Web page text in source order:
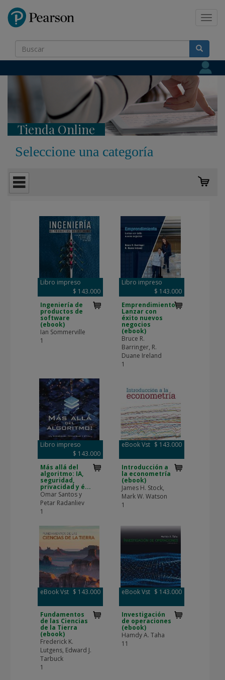
Tienda Online
Seleccione una categoría
Libro impreso
$ 143.000
Ingeniería de
productos de
software
(ebook)
Ian Sommerville
1
Libro impreso
$ 143.000
Emprendimiento.
Lanzar con
éxito nuevos
negocios
(ebook)
Bruce R.
Barringer, R.
Duane Ireland
1
Libro impreso
$ 143.000
Más allá del
algoritmo: IA,
seguridad,
privacidad y é...
Omar Santos y
Petar Radanliev
1
eBook Vst $ 143.000
Introducción a
la econometría
(ebook)
James H. Stock,
Mark W. Watson
1
eBook Vst $ 143.000
Fundamentos
de las Ciencias
de la Tierra
(ebook)
Frederick K.
Lutgens, Edward J.
Tarbuck
1
eBook Vst $ 143.000
Investigación
de operaciones
(ebook)
Hamdy A. Taha
11